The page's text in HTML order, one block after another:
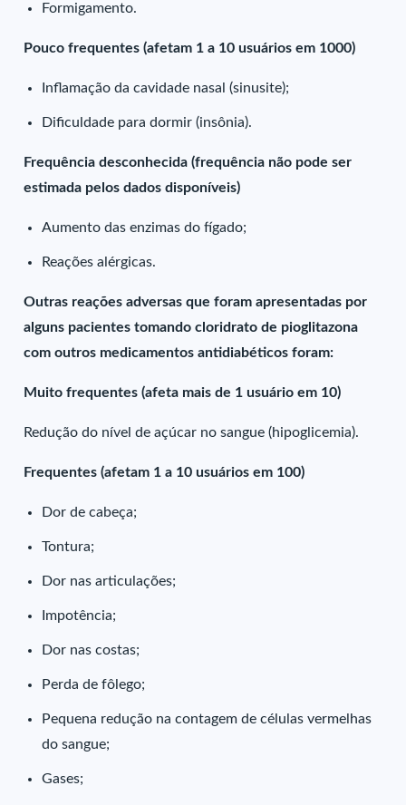
Formigamento.
Pouco frequentes (afetam 1 a 10 usuários em 1000)
Inflamação da cavidade nasal (sinusite);
Dificuldade para dormir (insônia).
Frequência desconhecida (frequência não pode ser
estimada pelos dados disponíveis)
Aumento das enzimas do fígado;
Reações alérgicas.
Outras reações adversas que foram apresentadas por
alguns pacientes tomando cloridrato de pioglitazona
com outros medicamentos antidiabéticos foram:
Muito frequentes (afeta mais de 1 usuário em 10)
Redução do nível de açúcar no sangue (hipoglicemia).
Frequentes (afetam 1 a 10 usuários em 100)
Dor de cabeça;
Tontura;
Dor nas articulações;
Impotência;
Dor nas costas;
Perda de fôlego;
Pequena redução na contagem de células vermelhas
do sangue;
Gases;